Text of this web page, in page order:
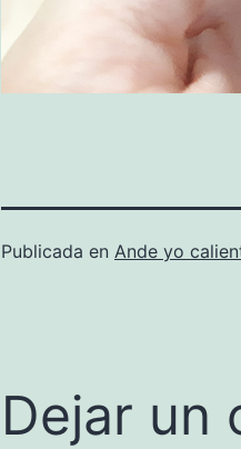
Publicada en Ande yo
Dejar un